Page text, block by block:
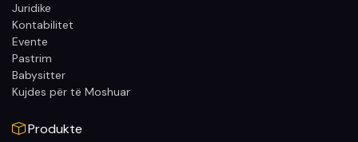
Juridike
Kontabilitet
Evente
Pastrim
Babysitter
Kujdes për të Moshuar
Produkte